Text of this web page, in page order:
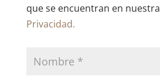
que se encuentran en nuestra
Privacidad.